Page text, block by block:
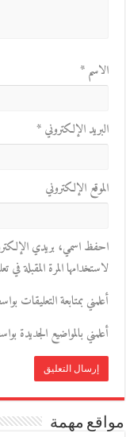
الاسم*
البريد الإلكتروني*
الموقع الإلكتروني
احفظ اسمي، بريدي
لاستخدامها المرة المقبلة في
أعلمني بمتابعة التعليقات
أعلمني بالمواضيع الجديدة
مواقع مهمة